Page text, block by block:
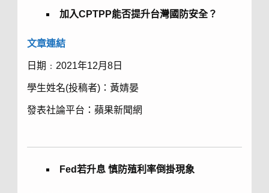
加入CPTPP能否提升台灣國防安全？
文章連結
日期﹕2021年12月8日
學生姓名(投稿者)：黃婧晏
發表社論平台：蘋果新聞網
Fed若升息 慎防殖利率倒掛現象